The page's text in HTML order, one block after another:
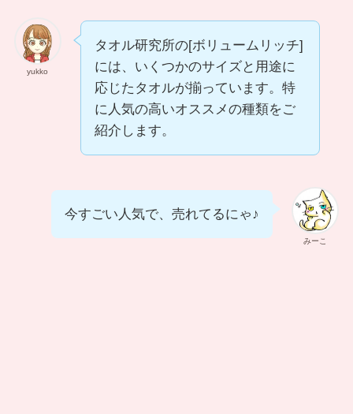
yukko
タオル研究所の[ボリュームリッチ]
には、いくつかのサイズと用途に
応じたタオルが揃っています。特
に人気の高いオススメの種類をご
紹介します。
みーこ
今すごい人気で、売れてるにゃ♪